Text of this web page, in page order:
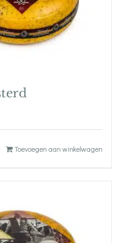
Toevoegen aan winkelwagen